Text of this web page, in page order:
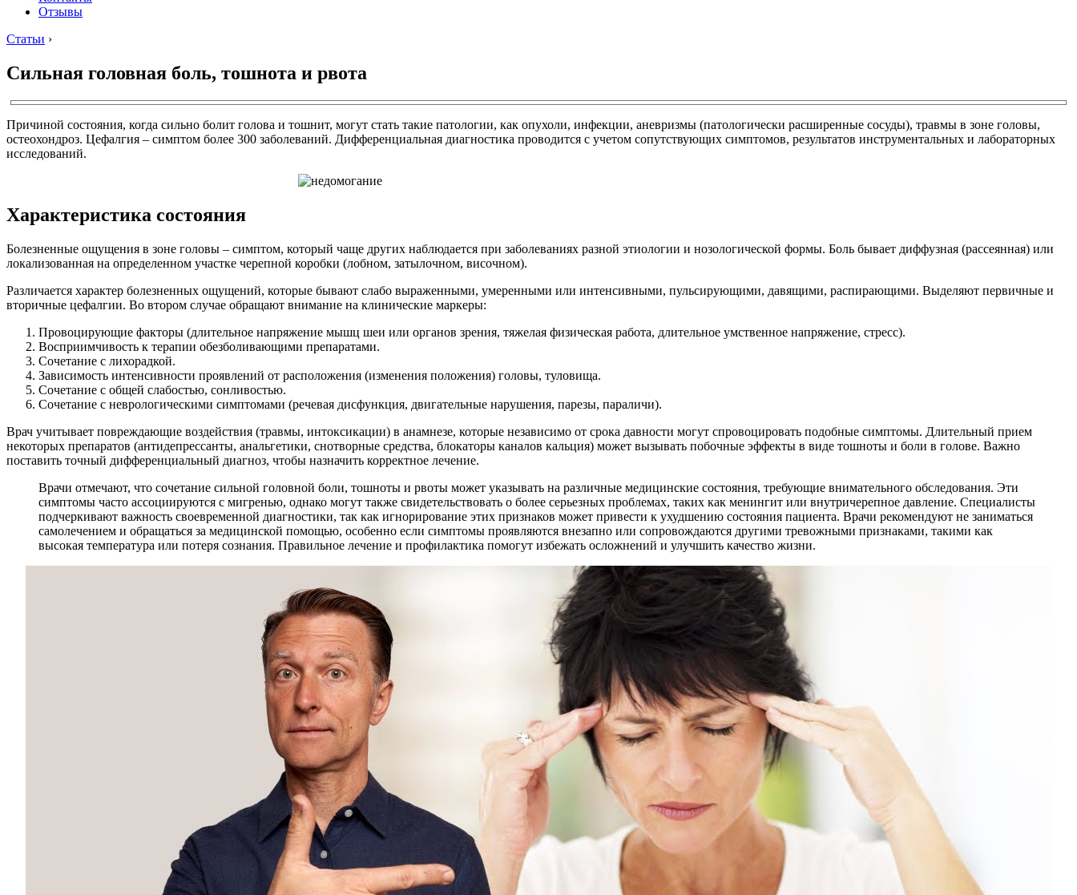
Отзывы
Статьи ›
Сильная головная боль, тошнота и рвота
Причиной состояния, когда сильно болит голова и тошнит, могут стать такие патологии, как опухоли, инфекции, аневризмы (патологически расширенные сосуды), травмы в зоне головы,
остеохондроз. Цефалгия – симптом более 300 заболеваний. Дифференциальная диагностика проводится с учетом сопутствующих симптомов, результатов инструментальных и лабораторных
исследований.
Характеристика состояния
Болезненные ощущения в зоне головы – симптом, который чаще других наблюдается при заболеваниях разной этиологии и нозологической формы. Боль бывает диффузная (рассеянная) или
локализованная на определенном участке черепной коробки (лобном, затылочном, височном).
Различается характер болезненных ощущений, которые бывают слабо выраженными, умеренными или интенсивными, пульсирующими, давящими, распирающими. Выделяют первичные и
вторичные цефалгии. Во втором случае обращают внимание на клинические маркеры:
Провоцирующие факторы (длительное напряжение мышц шеи или органов зрения, тяжелая физическая работа, длительное умственное напряжение, стресс).
Восприимчивость к терапии обезболивающими препаратами.
Сочетание с лихорадкой.
Зависимость интенсивности проявлений от расположения (изменения положения) головы, туловища.
Сочетание с общей слабостью, сонливостью.
Сочетание с неврологическими симптомами (речевая дисфункция, двигательные нарушения, парезы, параличи).
Врач учитывает повреждающие воздействия (травмы, интоксикации) в анамнезе, которые независимо от срока давности могут спровоцировать подобные симптомы. Длительный прием
некоторых препаратов (антидепрессанты, анальгетики, снотворные средства, блокаторы каналов кальция) может вызывать побочные эффекты в виде тошноты и боли в голове. Важно
поставить точный дифференциальный диагноз, чтобы назначить корректное лечение.
Врачи отмечают, что сочетание сильной головной боли, тошноты и рвоты может указывать на различные медицинские состояния, требующие внимательного обследования. Эти
симптомы часто ассоциируются с мигренью, однако могут также свидетельствовать о более серьезных проблемах, таких как менингит или внутричерепное давление. Специалисты
подчеркивают важность своевременной диагностики, так как игнорирование этих признаков может привести к ухудшению состояния пациента. Врачи рекомендуют не заниматься
самолечением и обращаться за медицинской помощью, особенно если симптомы проявляются внезапно или сопровождаются другими тревожными признаками, такими как
высокая температура или потеря сознания. Правильное лечение и профилактика помогут избежать осложнений и улучшить качество жизни.